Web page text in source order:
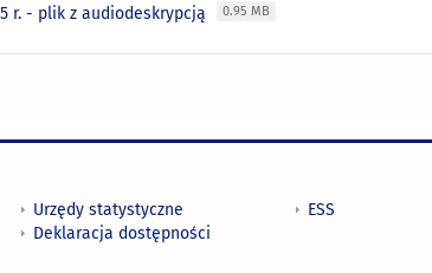
r. - plik z audiodeskrypcją 0.95 MB
Urzędy statystyczne
Deklaracja dostępności
ESS